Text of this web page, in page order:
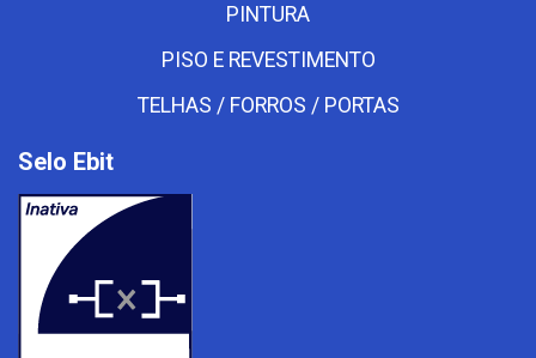
PINTURA
PISO E REVESTIMENTO
TELHAS / FORROS / PORTAS
Selo Ebit